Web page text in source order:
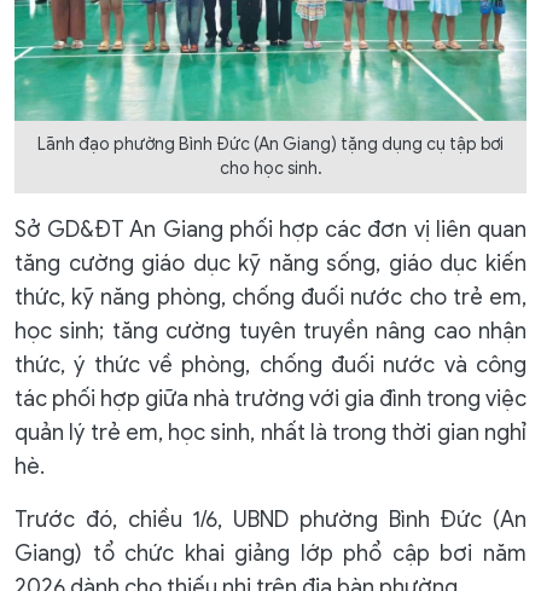
Lãnh đạo phường Bình Đức (An Giang) tặng dụng cụ tập bơi
cho học sinh.
Sở GD&ĐT An Giang phối hợp các đơn vị liên quan
tăng cường giáo dục kỹ năng sống, giáo dục kiến
thức, kỹ năng phòng, chống đuối nước cho trẻ em,
học sinh; tăng cường tuyên truyền nâng cao nhận
thức, ý thức về phòng, chống đuối nước và công
tác phối hợp giữa nhà trường với gia đình trong việc
quản lý trẻ em, học sinh, nhất là trong thời gian nghỉ
hè.
Trước đó, chiều 1/6, UBND phường Bình Đức (An
Giang) tổ chức khai giảng lớp phổ cập bơi năm